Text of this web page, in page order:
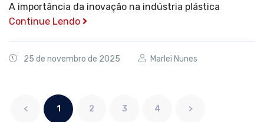
A importância da inovação na indústria plástica
Continue Lendo
25 de novembro de 2025 Marlei Nunes
< 1 2 3 4 >